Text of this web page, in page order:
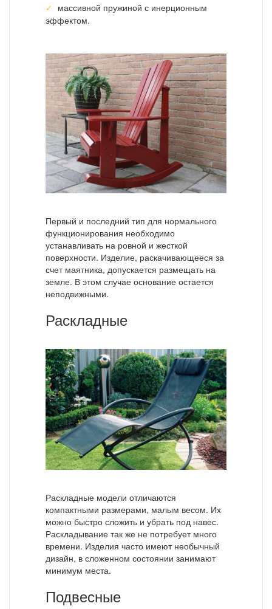
массивной пружиной с инерционным
эффектом.
Первый и последний тип для нормального
функционирования необходимо
устанавливать на ровной и жесткой
поверхности. Изделие, раскачивающееся за
счет маятника, допускается размещать на
земле. В этом случае основание остается
неподвижными.
Раскладные
Раскладные модели отличаются
компактными размерами, малым весом. Их
можно быстро сложить и убрать под навес.
Раскладывание так же не потребует много
времени. Изделия часто имеют необычный
дизайн, в сложенном состоянии занимают
минимум места.
Подвесные